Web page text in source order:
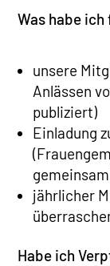
Was habe
unsere
Anlässen
publiziert)
Einladung
jährlicher
Habe ich